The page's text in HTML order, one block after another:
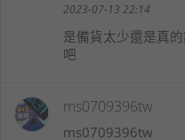
2023-07-13 22:14
是備貨太少還是真
吧
ms0709396tw
ms0709396tw